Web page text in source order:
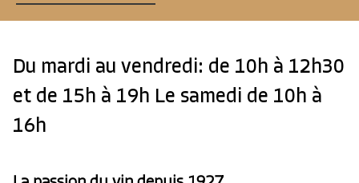
Du mardi au vendredi: de 10h à 12h30
et de 15h à 19h Le samedi de 10h à
16h